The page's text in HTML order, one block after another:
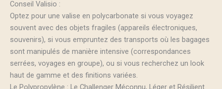
Conseil Valisio :
Optez pour une valise en polycarbonate si vous voyagez
souvent avec des objets fragiles (appareils électroniques,
souvenirs), si vous empruntez des transports où les bagages
sont manipulés de manière intensive (correspondances
serrées, voyages en groupe), ou si vous recherchez un look
haut de gamme et des finitions variées.
Le Polypropylène : Le Challenger Méconnu, Léger et Résilient